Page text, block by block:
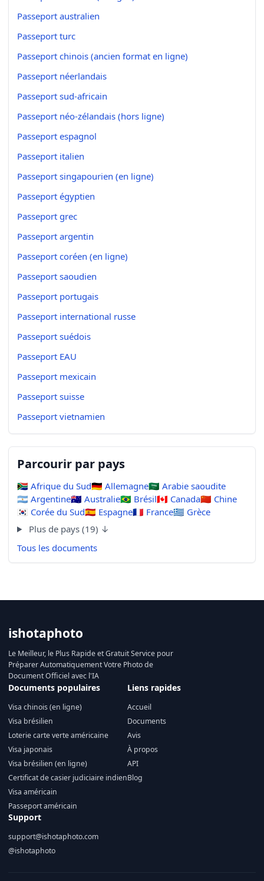
Passeport australien
Passeport turc
Passeport chinois (ancien format en ligne)
Passeport néerlandais
Passeport sud-africain
Passeport néo-zélandais (hors ligne)
Passeport espagnol
Passeport italien
Passeport singapourien (en ligne)
Passeport égyptien
Passeport grec
Passeport argentin
Passeport coréen (en ligne)
Passeport saoudien
Passeport portugais
Passeport international russe
Passeport suédois
Passeport EAU
Passeport mexicain
Passeport suisse
Passeport vietnamien
Parcourir par pays
🇿🇦 Afrique du Sud🇩🇪 Allemagne🇸🇦 Arabie saoudite
🇦🇷 Argentine🇦🇺 Australie🇧🇷 Brésil🇨🇦 Canada🇨🇳 Chine
🇰🇷 Corée du Sud🇪🇸 Espagne🇫🇷 France🇬🇷 Grèce
Plus de pays (19) ↓
Tous les documents
ishotaphoto
Le Meilleur, le Plus Rapide et Gratuit Service pour
Préparer Automatiquement Votre Photo de
Document Officiel avec l'IA
Documents populaires
Visa chinois (en ligne)
Visa brésilien
Loterie carte verte américaine
Visa japonais
Visa brésilien (en ligne)
Certificat de casier judiciaire indien
Visa américain
Passeport américain
Liens rapides
Accueil
Documents
Avis
À propos
API
Blog
Support
support@ishotaphoto.com
@ishotaphoto